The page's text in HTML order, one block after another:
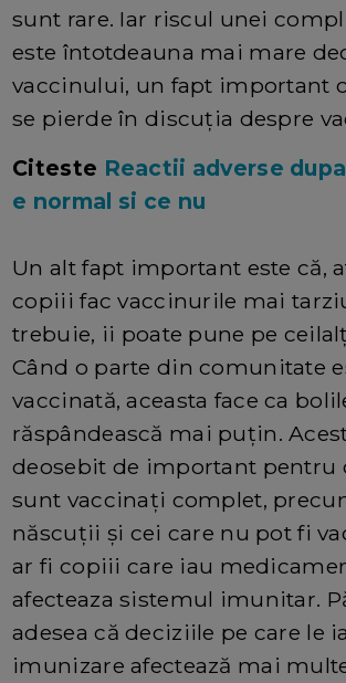
sunt rare. Iar riscul unei
este întotdeauna mai mare
vaccinului, un fapt important
se pierde în discuția despre
Citeste Reactii adverse
e normal si ce nu
Un alt fapt important este că,
copiii fac vaccinurile mai
trebuie, ii poate pune pe
Când o parte din comunitate
vaccinată, aceasta face ca
răspândească mai puțin.
deosebit de important pentru
sunt vaccinați complet,
născuții și cei care nu pot fi
ar fi copiii care iau
afecteaza sistemul imunitar.
adesea că deciziile pe care le
imunizare afectează mai